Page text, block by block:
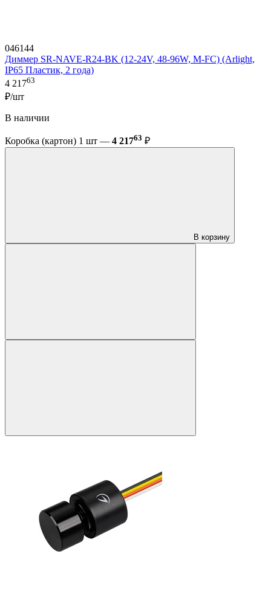
046144
Диммер SR-NAVE-R24-BK (12-24V, 48-96W, M-FC) (Arlight,
IP65 Пластик, 2 года)
4 21763
₽/шт
В наличии
Коробка (картон) 1 шт — 4 21763 ₽
В корзину